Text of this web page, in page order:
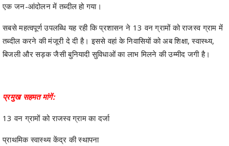
एक जन-आंदोलन में तब्दील हो गया।
सबसे महत्वपूर्ण उपलब्धि यह रही कि प्रशासन ने 13 वन ग्रामों को राजस्व ग्राम में
तब्दील करने की मंजूरी दे दी है। इससे वहां के निवासियों को अब शिक्षा, स्वास्थ्य,
बिजली और सड़क जैसी बुनियादी सुविधाओं का लाभ मिलने की उम्मीद जगी है।
प्रमुख सहमत मांगें:
13 वन ग्रामों को राजस्व ग्राम का दर्जा
प्राथमिक स्वास्थ्य केंद्र की स्थापना